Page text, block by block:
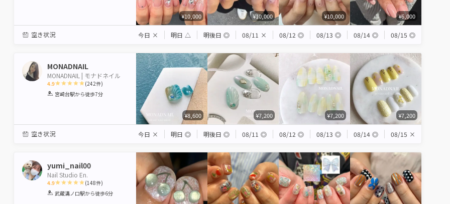
¥10,000 ¥10,000 ¥10,000 ¥6,000
空き状況 今日 × 明日 △ 明後日 ◎ 08/11 × 08/12 ◎ 08/13 ◎ 08/14 ◎ 08/15 ◎
MONADNAIL
MONADNAIL | モナドネイル
4.9
1 2 3 4 5
(242件)
宮崎台駅から徒歩7分
¥8,600 ¥7,200 ¥7,200 ¥7,200
空き状況 今日 × 明日 ◎ 明後日 ◎ 08/11 ◎ 08/12 ◎ 08/13 ◎ 08/14 ◎ 08/15 ×
yumi_nail00
Nail Studio En.
4.9
1 2 3 4 5
(148件)
武蔵溝ノ口駅から徒歩6分